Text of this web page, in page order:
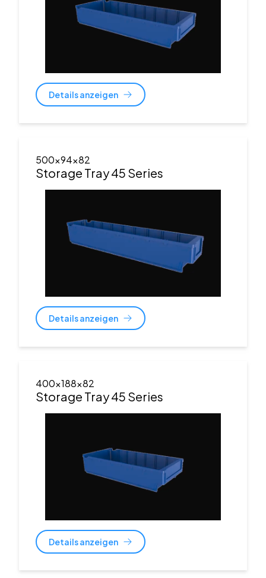
Details anzeigen
500x94x82
Storage Tray 45 Series
Details anzeigen
400x188x82
Storage Tray 45 Series
Details anzeigen